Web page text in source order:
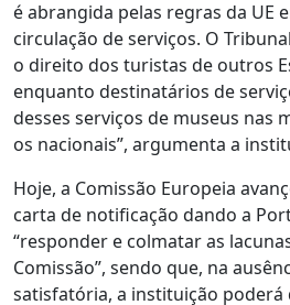
é abrangida pelas regras da UE
circulação de serviços. O
o direito dos turistas de outros
enquanto destinatários de
desses serviços de museus nas
os nacionais”, argumenta a
Hoje, a Comissão Europeia
carta de notificação dando a
“responder e colmatar as
Comissão”, sendo que, na
satisfatória, a instituição